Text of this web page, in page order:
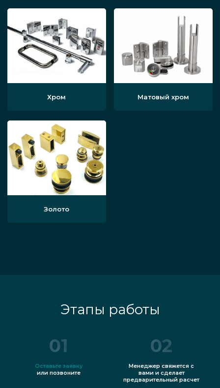
Хром Матовый хром
Золото
Этапы работы
01
Оставьте заявку
или позвоните
02
Менеджер свяжется с
вами и сделает
предварительный расчет